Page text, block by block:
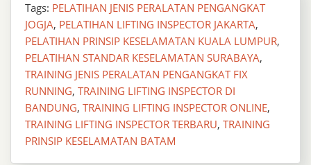
Tags: PELATIHAN JENIS PERALATAN PENGANGKAT
JOGJA, PELATIHAN LIFTING INSPECTOR JAKARTA,
PELATIHAN PRINSIP KESELAMATAN KUALA LUMPUR,
PELATIHAN STANDAR KESELAMATAN SURABAYA,
TRAINING JENIS PERALATAN PENGANGKAT FIX
RUNNING, TRAINING LIFTING INSPECTOR DI
BANDUNG, TRAINING LIFTING INSPECTOR ONLINE,
TRAINING LIFTING INSPECTOR TERBARU, TRAINING
PRINSIP KESELAMATAN BATAM